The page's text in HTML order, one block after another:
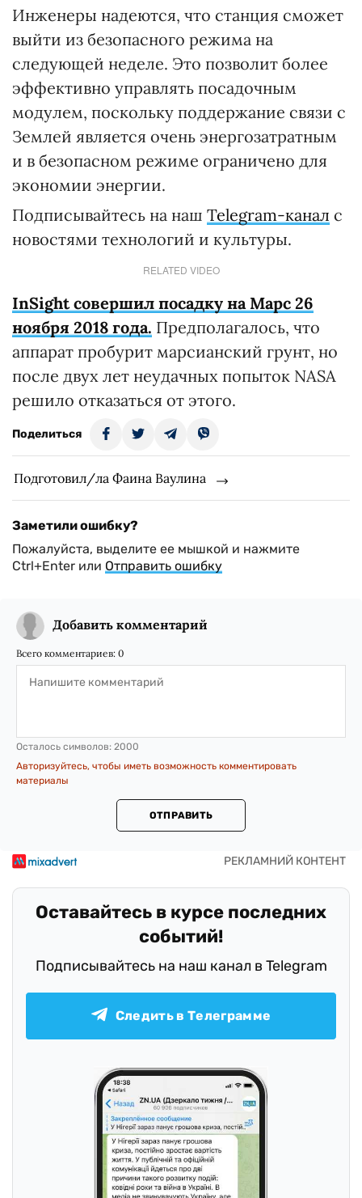
Инженеры надеются, что станция сможет
выйти из безопасного режима на
следующей неделе. Это позволит более
эффективно управлять посадочным
модулем, поскольку поддержание связи с
Землей является очень энергозатратным
и в безопасном режиме ограничено для
экономии энергии.
Подписывайтесь на наш Telegram-канал с
новостями технологий и культуры.
RELATED VIDEO
InSight совершил посадку на Марс 26
ноября 2018 года. Предполагалось, что
аппарат пробурит марсианский грунт, но
после двух лет неудачных попыток NASA
решило отказаться от этого.
Поделиться
Подготовил/ла Фаина Ваулина
Заметили ошибку?
Пожалуйста, выделите ее мышкой и нажмите
Ctrl+Enter или Отправить ошибку
Добавить комментарий
Всего комментариев: 0
Осталось символов: 2000
Авторизуйтесь, чтобы иметь возможность комментировать
материалы
ОТПРАВИТЬ
Оставайтесь в курсе последних
событий!
Подписывайтесь на наш канал в Telegram
Следить в Телеграмме